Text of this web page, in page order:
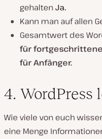
gehaltenJa.
Kann man auf allen
Gesamtwert des
für
für Anfänger.
4. WordPress
Wie viele von euch
eine Menge